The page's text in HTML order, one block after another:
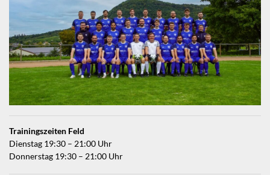
Trainingszeiten Feld
Dienstag 19:30 – 21:00 Uhr
Donnerstag 19:30 – 21:00 Uhr